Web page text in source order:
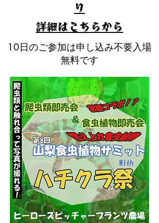
10日のご参加は申し込み不要入場
無料です
り
​詳細はこちらから